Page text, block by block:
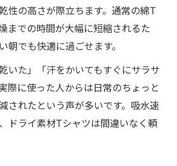
性の高さが際立ちます。通常の綿T
までの時間が大幅に短縮されるた
朝でも快適に過ごせます。
いた」「汗をかいてもすぐにサラサ
際に使った人からは日常のちょっと
されたという声が多いです。吸水速
ドライ素材Tシャツは間違いなく頼